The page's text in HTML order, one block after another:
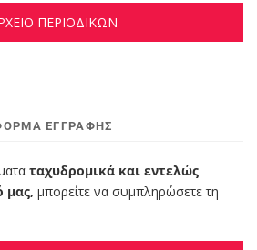
ΠΕΡΙΟΔΙΚΩΝ
ΕΓΓΡΑΦΉΣ
ταχυδρομικά και εντελώς
μας, μπορείτε να συμπληρώσετε τη